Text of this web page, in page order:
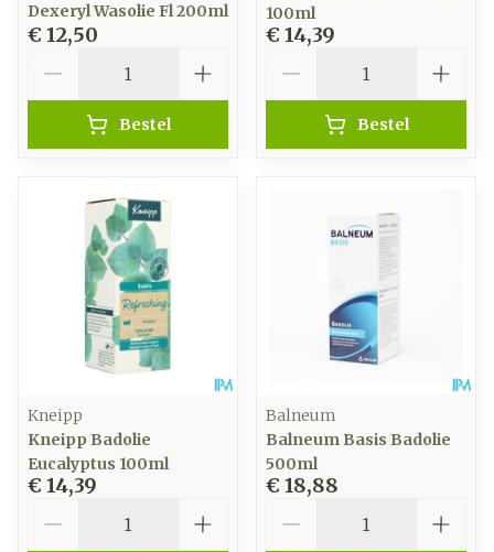
Dexeryl Wasolie Fl 200ml
€ 12,50
Bestel
100ml
€ 14,39
Bestel
Kneipp
Kneipp Badolie
Eucalyptus 100ml
€ 14,39
Balneum
Balneum Basis Badolie
500ml
€ 18,88